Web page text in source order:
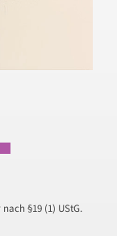
§19 (1) UStG.